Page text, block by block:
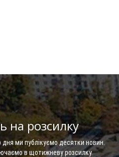
на розсилку
ми публікуємо десятки новин.
в щотижневу розсилку.